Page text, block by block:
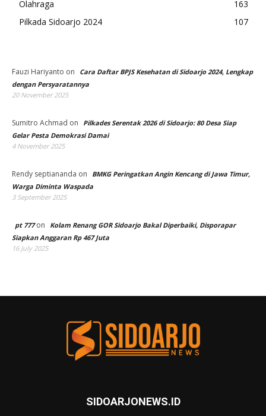
Olahraga
163
Pilkada Sidoarjo 2024
107
Fauzi Hariyanto on
Cara Daftar BPJS Kesehatan di Sidoarjo 2024, Lengkap
dengan Persyaratannya
20 November 2025
Sumitro Achmad on
Pilkades Serentak 2026 di Sidoarjo: 80 Desa Siap
Gelar Pesta Demokrasi Damai
4 November 2025
Rendy septiananda on
BMKG Peringatkan Angin Kencang di Jawa Timur,
Warga Diminta Waspada
3 September 2025
pt 777on
Kolam Renang GOR Sidoarjo Bakal Diperbaiki, Disporapar
Siapkan Anggaran Rp 467 Juta
16 July 2025
SIDOARJONEWS.ID